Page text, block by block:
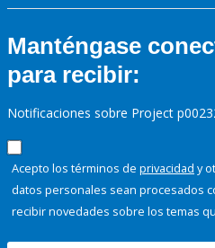
Manténgase
para recibir:
Notificaciones sobre Project
Acepto los términos de privacidad y
datos personales sean procesados
recibir novedades sobre los temas